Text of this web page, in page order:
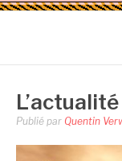
Publié par Quentin